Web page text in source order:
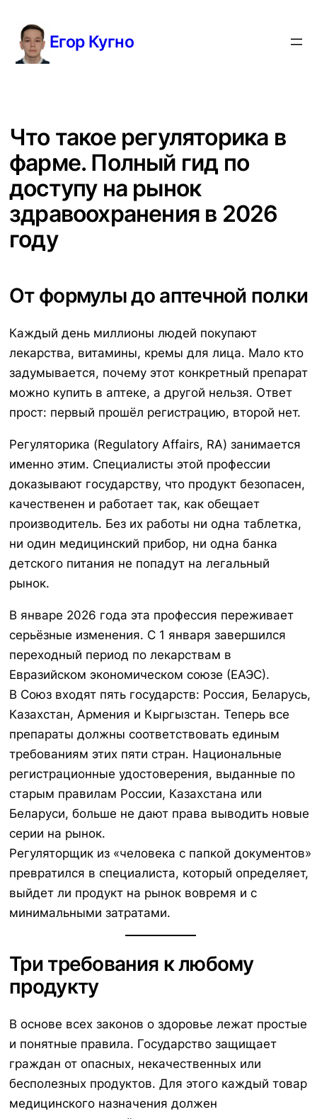
содержимому
Егор Кугно
Что такое регуляторика в
фарме. Полный гид по
доступу на рынок
здравоохранения в 2026
году
От формулы до аптечной полки
Каждый день миллионы людей покупают
лекарства, витамины, кремы для лица. Мало кто
задумывается, почему этот конкретный препарат
можно купить в аптеке, а другой нельзя. Ответ
прост: первый прошёл регистрацию, второй нет.
Регуляторика (Regulatory Affairs, RA) занимается
именно этим. Специалисты этой профессии
доказывают государству, что продукт безопасен,
качественен и работает так, как обещает
производитель. Без их работы ни одна таблетка,
ни один медицинский прибор, ни одна банка
детского питания не попадут на легальный
рынок.
В январе 2026 года эта профессия переживает
серьёзные изменения. С 1 января завершился
переходный период по лекарствам в
Евразийском экономическом союзе (ЕАЭС).
В Союз входят пять государств: Россия, Беларусь,
Казахстан, Армения и Кыргызстан. Теперь все
препараты должны соответствовать единым
требованиям этих пяти стран. Национальные
регистрационные удостоверения, выданные по
старым правилам России, Казахстана или
Беларуси, больше не дают права выводить новые
серии на рынок.
Регуляторщик из «человека с папкой документов»
превратился в специалиста, который определяет,
выйдет ли продукт на рынок вовремя и с
минимальными затратами.
Три требования к любому
продукту
В основе всех законов о здоровье лежат простые
и понятные правила. Государство защищает
граждан от опасных, некачественных или
бесполезных продуктов. Для этого каждый товар
медицинского назначения должен